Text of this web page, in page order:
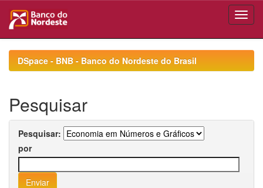
navigationDSpace - BNB - Banco do Nordeste do Brasil
Pesquisar
Pesquisar:
por